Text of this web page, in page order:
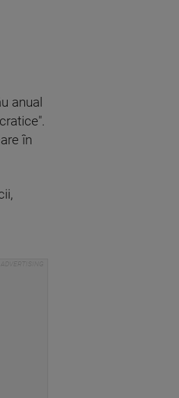
anual
în